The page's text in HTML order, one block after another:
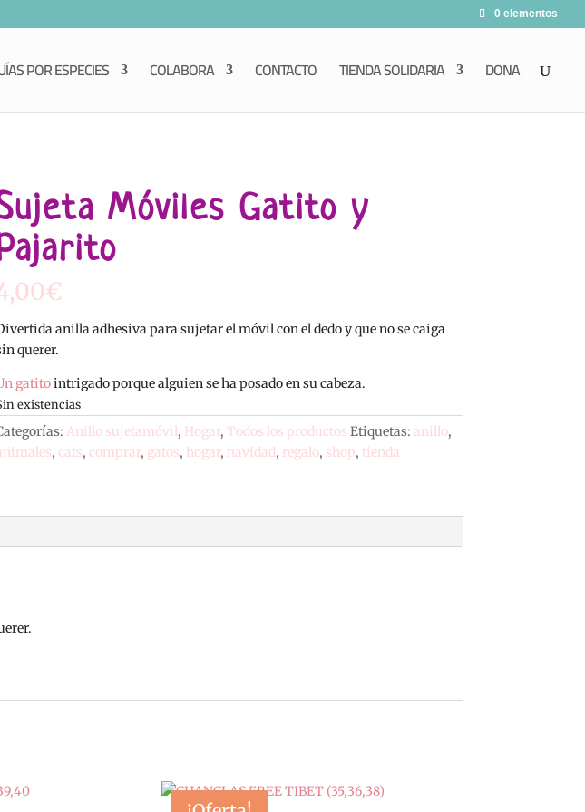
0 elementos
POR ESPECIES COLABORA CONTACTO TIENDA SOLIDARIA DONA
Móviles Gatito y
€
anilla adhesiva para sujetar el móvil con el dedo y que no se caiga
querer.
gatitointrigado porque alguien se ha posado en su cabeza.
existencias
Anillo sujetamóvil, Hogar, Todos los productos Etiquetas: anillo,
, cats, comprar, gatos, hogar, navidad, regalo, shop, tienda